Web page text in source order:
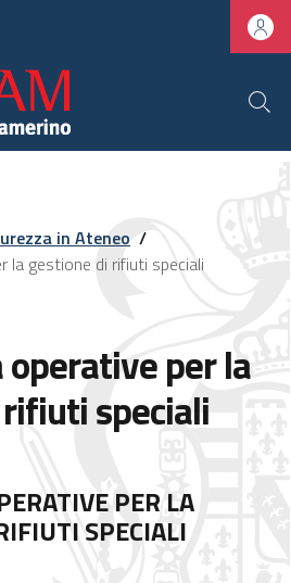
in Ateneo /
la gestione di rifiuti speciali
operative per la
speciali
PER LA
SPECIALI